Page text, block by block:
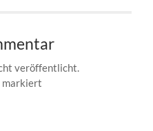
veröffentlicht.
markiert